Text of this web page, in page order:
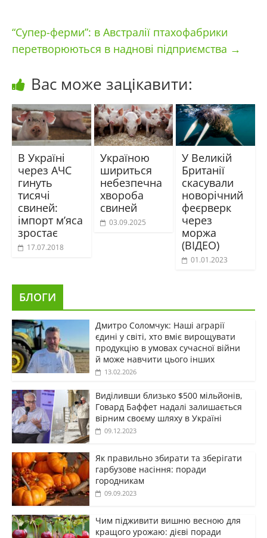
“Супер-ферми”: в Австралії птахофабрики
перетворюються в наднові підприємства →
Вас може зацікавити:
В Україні
через АЧС
гинуть
тисячі
свиней:
імпорт м’яса
зростає
17.07.2018
Україною
шириться
небезпечна
хвороба
свиней
03.09.2025
У Великій
Британії
скасували
новорічний
феєрверк
через
моржа
(ВІДЕО)
01.01.2023
БЛОГИ
Дмитро Соломчук: Наші аграрії
єдині у світі, хто вміє вирощувати
продукцію в умовах сучасної війни
й може навчити цього інших
13.02.2026
Виділивши близько $500 мільйонів,
Говард Баффет надалі залишається
вірним своєму шляху в Україні
09.12.2023
Як правильно збирати та зберігати
гарбузове насіння: поради
городникам
09.09.2023
Чим підживити вишню весною для
кращого урожаю: дієві поради